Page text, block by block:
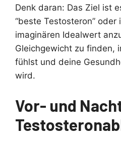
Denk daran: Das Ziel ist
“beste Testosteron” oder
imaginären Idealwert
Gleichgewicht zu finden,
fühlst und deine
wird.
Vor- und